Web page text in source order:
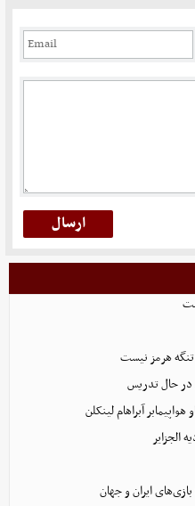
تنگه هرمز نیست
در حال تدریس
آبراهام لینکلن
الجزایر
ایران و جهان